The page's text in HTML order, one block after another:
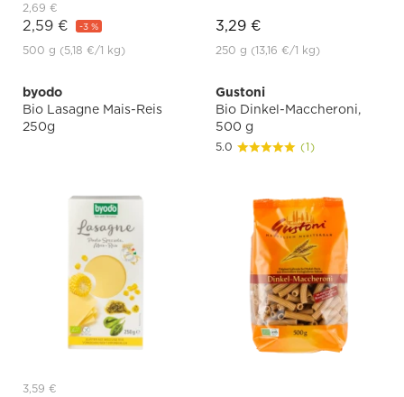
2,69 €
2,59 € -3 %
500 g (5,18 €/1 kg)
3,29 €
250 g (13,16 €/1 kg)
byodo
Bio Lasagne Mais-Reis
250g
3,59 €
Gustoni
Bio Dinkel-Maccheroni,
500 g
5.0 (1)